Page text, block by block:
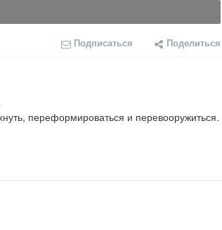
Подписаться Поделиться